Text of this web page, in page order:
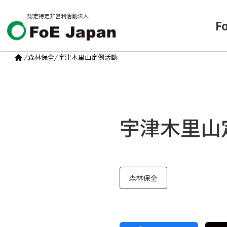
認定特定非営利活動法人
/森林保全/ 宇津木里山定例活動
宇津木里
森林保全